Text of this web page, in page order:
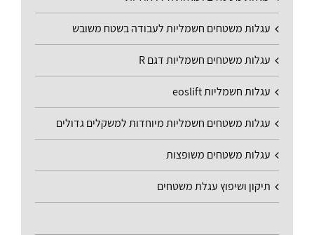
עגלות משטחים חשמליות לעבודה בשטח משובש
עגלות משטחים חשמליות דגם R
עגלות חשמליות eoslift
עגלות משטחים חשמליות מיוחדות למשקלים גדולים
עגלות משטחים משופצות
תיקון ושיפוץ עגלת משטחים